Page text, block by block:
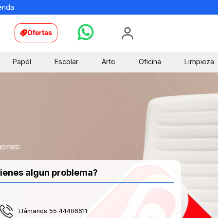
Ofertas
Papel Escolar Arte Oficina Limpieza
algun problema?
Llámanos 55 44406611